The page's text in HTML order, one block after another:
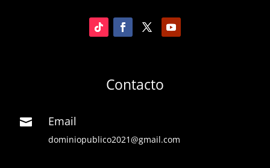
Contacto
 Email
dominiopublico2021@gmail.com